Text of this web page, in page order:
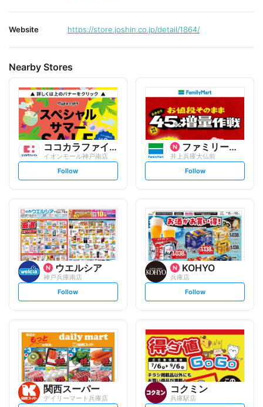
Website https://store.joshin.co.jp/detail/1864/
Nearby Stores
ココカラファイン
イオンモール神戸南店
s
l
o
w
Follow
ファミリーマート
井上兵庫大仏前
s
l
o
w
Follow
ウエルシア
神戸兵庫南店
s
l
o
Follow
KOHYO
兵庫店
s
l
o
w
Follow
関西スーパー
デイリーマート兵庫店
コクミン
兵庫駅店